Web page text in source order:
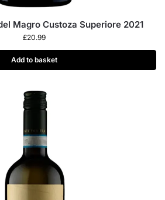
Magro Custoza Superiore 2021
£20.99
Add to basket